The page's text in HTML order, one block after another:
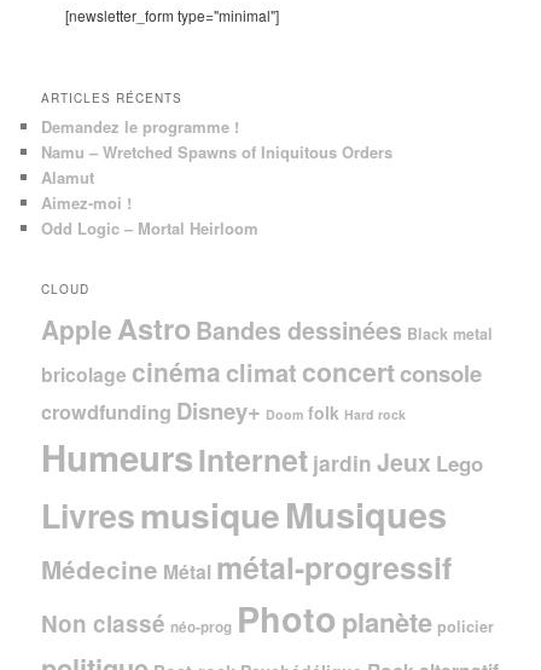
[newsletter_form type="minimal"]
ARTICLES RÉCENTS
Demandez le programme !
Namu – Wretched Spawns of Iniquitous Orders
Alamut
Aimez-moi !
Odd Logic – Mortal Heirloom
CLOUD
Apple AstroBandes dessinées Black metal
bricolage cinéma climat concertconsole
crowdfunding Disney+ Doom folk Hard rock
HumeursInternet jardin Jeux Lego
LivresmusiqueMusiques
Médecine Métal métal-progressif
Non classé néo-prog Photo planète policier